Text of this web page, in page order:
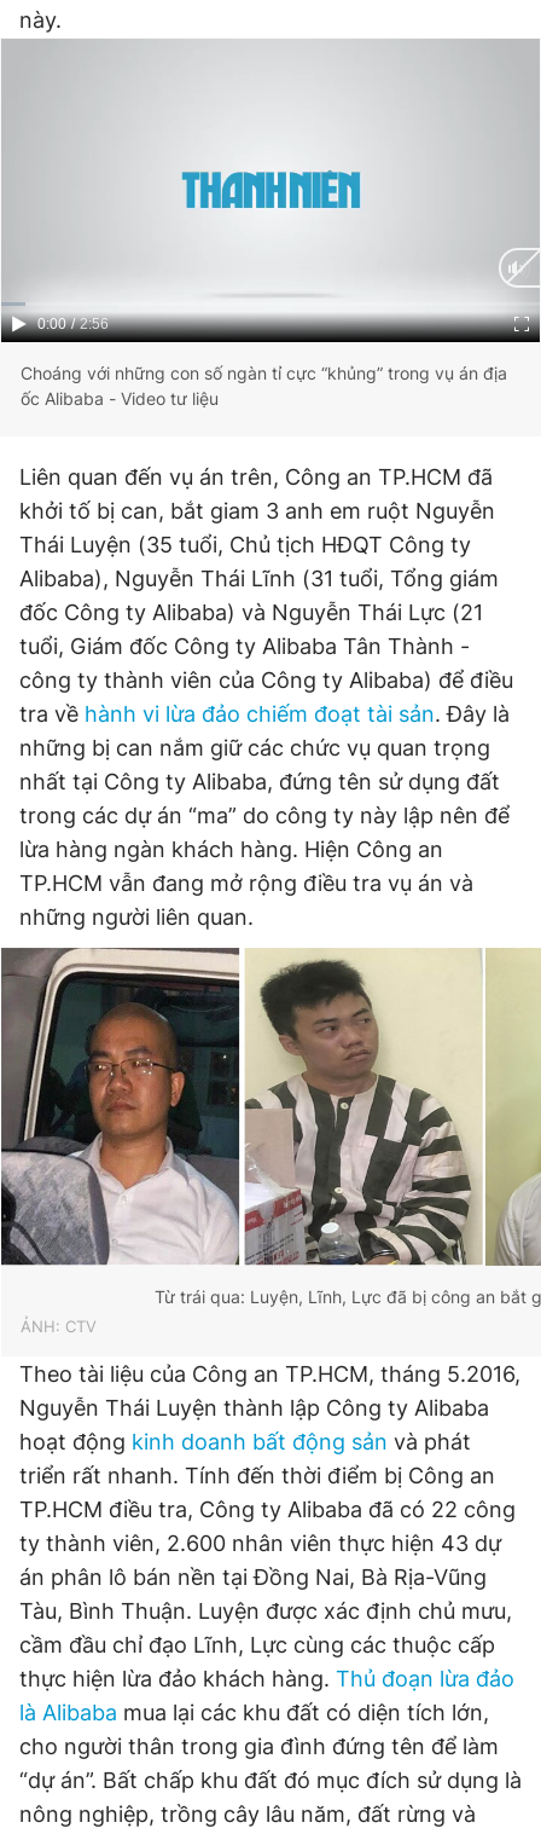
Hotline
0906 645 777 0908 780 404
Phó tổng biên tập thường trực: Hải Thành
Phó tổng biên tập: Lâm Hiếu Dũng
Phó tổng biên tập: Trần Việt Hưng
© 2003-2026 Bản quyền thuộc về Báo Thanh Niên. Cấm sao
chép dưới mọi hình thức nếu không có sự chấp thuận bằng văn
bản. Phát triển bởi ePi Technologies, JSC.
này.
Current
0:00 / Duration
2:56
Choáng với những con số ngàn tỉ cực “khủng” trong vụ án địa
ốc Alibaba - Video tư liệu
Liên quan đến vụ án trên, Công an TP.HCM đã
khởi tố bị can, bắt giam 3 anh em ruột Nguyễn
Thái Luyện (35 tuổi, Chủ tịch HĐQT Công ty
Alibaba), Nguyễn Thái Lĩnh (31 tuổi, Tổng giám
đốc Công ty Alibaba) và Nguyễn Thái Lực (21
tuổi, Giám đốc Công ty Alibaba Tân Thành -
công ty thành viên của Công ty Alibaba) để điều
tra về hành vi lừa đảo chiếm đoạt tài sản. Đây là
những bị can nắm giữ các chức vụ quan trọng
nhất tại Công ty Alibaba, đứng tên sử dụng đất
trong các dự án “ma” do công ty này lập nên để
lừa hàng ngàn khách hàng. Hiện Công an
TP.HCM vẫn đang mở rộng điều tra vụ án và
những người liên quan.
Từ trái qua: Luyện, Lĩnh, Lực đã bị công an bắt
ẢNH: CTV
Theo tài liệu của Công an TP.HCM, tháng 5.2016,
Nguyễn Thái Luyện thành lập Công ty Alibaba
hoạt động kinh doanh bất động sản và phát
triển rất nhanh. Tính đến thời điểm bị Công an
TP.HCM điều tra, Công ty Alibaba đã có 22 công
ty thành viên, 2.600 nhân viên thực hiện 43 dự
án phân lô bán nền tại Đồng Nai, Bà Rịa-Vũng
Tàu, Bình Thuận. Luyện được xác định chủ mưu,
cầm đầu chỉ đạo Lĩnh, Lực cùng các thuộc cấp
thực hiện lừa đảo khách hàng. Thủ đoạn lừa đảo
là Alibaba mua lại các khu đất có diện tích lớn,
cho người thân trong gia đình đứng tên để làm
“dự án”. Bất chấp khu đất đó mục đích sử dụng là
nông nghiệp, trồng cây lâu năm, đất rừng và